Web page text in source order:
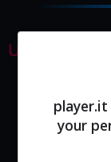
ULTIME GUIDE
starter
your